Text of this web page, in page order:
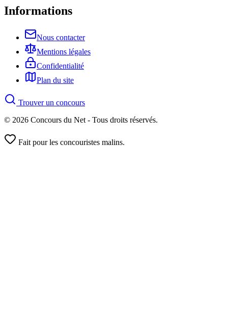
Informations
Nous contacter
Mentions légales
Confidentialité
Plan du site
Trouver un concours
© 2026 Concours du Net - Tous droits réservés.
Fait pour les concouristes malins.